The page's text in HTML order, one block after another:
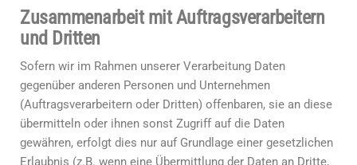
Zusammenarbeit mit Auftragsverarbeitern
und Dritten
Sofern wir im Rahmen unserer Verarbeitung Daten
gegenüber anderen Personen und Unternehmen
(Auftragsverarbeitern oder Dritten) offenbaren, sie an diese
übermitteln oder ihnen sonst Zugriff auf die Daten
gewähren, erfolgt dies nur auf Grundlage einer gesetzlichen
Erlaubnis (z.B. wenn eine Übermittlung der Daten an Dritte,